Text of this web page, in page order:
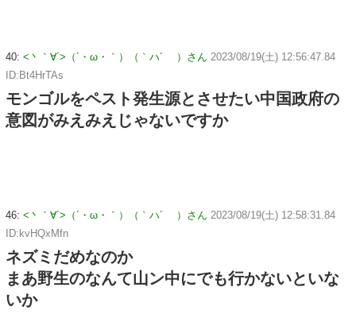
40: <丶｀∀´>（´・ω・｀）（｀ハ´ ）さん 2023/08/19(土) 12:56:47.84
ID:Bt4HrTAs
モンゴルをペスト発生源とさせたい中国政府の
意図がみえみえじゃないですか
46: <丶｀∀´>（´・ω・｀）（｀ハ´ ）さん 2023/08/19(土) 12:58:31.84
ID:kvHQxMfn
ネズミだめなのか
まあ野生のなんて山ン中にでも行かないといな
いか